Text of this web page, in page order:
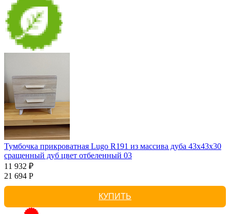
Тумбочка прикроватная Lugo R191 из массива дуба 43х43х30
сращенный дуб цвет отбеленный 03
11 932 ₽
21 694 Р
КУПИТЬ